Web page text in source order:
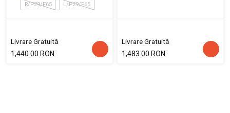
R/P29/F65 L/P29/F65
Livrare Gratuită
1,440.00 RON
Livrare Gratuită
1,483.00 RON